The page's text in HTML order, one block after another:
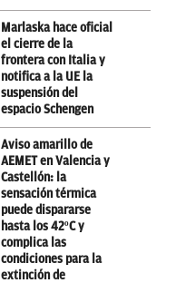
Marlaska hace oficial
el cierre de la
frontera con Italia y
notifica a la UE la
suspensión del
espacio Schengen
Aviso amarillo de
AEMET en Valencia y
Castellón: la
sensación térmica
puede dispararse
hasta los 42ºC y
complica las
condiciones para la
extinción de